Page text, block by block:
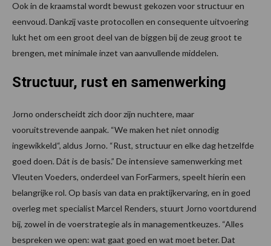
Ook in de kraamstal wordt bewust gekozen voor structuur en
eenvoud. Dankzij vaste protocollen en consequente uitvoering
lukt het om een groot deel van de biggen bij de zeug groot te
brengen, met minimale inzet van aanvullende middelen.
Structuur, rust en samenwerking
Jorno onderscheidt zich door zijn nuchtere, maar
vooruitstrevende aanpak. “We maken het niet onnodig
ingewikkeld“, aldus Jorno. “Rust, structuur en elke dag hetzelfde
goed doen. Dát is de basis.” De intensieve samenwerking met
Vleuten Voeders, onderdeel van ForFarmers, speelt hierin een
belangrijke rol. Op basis van data en praktijkervaring, en in goed
overleg met specialist Marcel Renders, stuurt Jorno voortdurend
bij, zowel in de voerstrategie als in managementkeuzes. “Alles
bespreken we open: wat gaat goed en wat moet beter. Dat